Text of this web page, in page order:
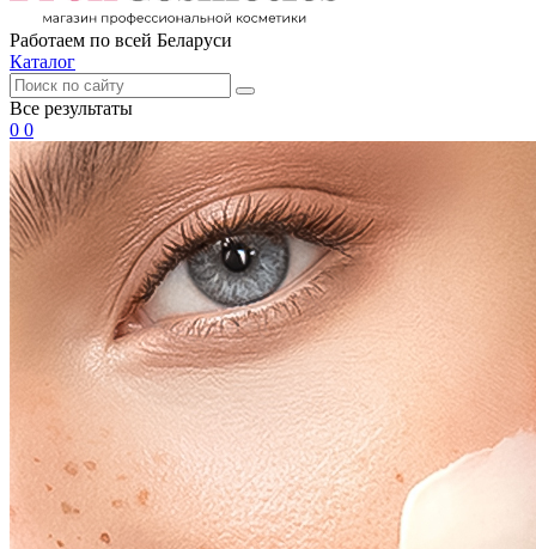
Работаем по всей Беларуси
Каталог
Все результаты
0 0